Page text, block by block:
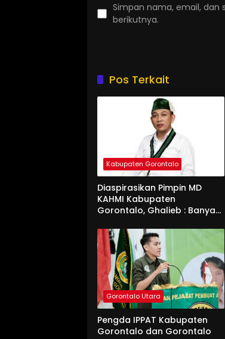
Simpan nama, email, dan
berikutnya.
Pos Terkait
Kabupaten Gorontalo
Diaspirasikan Pimpin MD
KAHMI Kabupaten
Gorontalo, Ghalieb : Banyak
Gorontalo Utara
Pengda IPPAT Kabupaten
Gorontalo dan Gorontalo